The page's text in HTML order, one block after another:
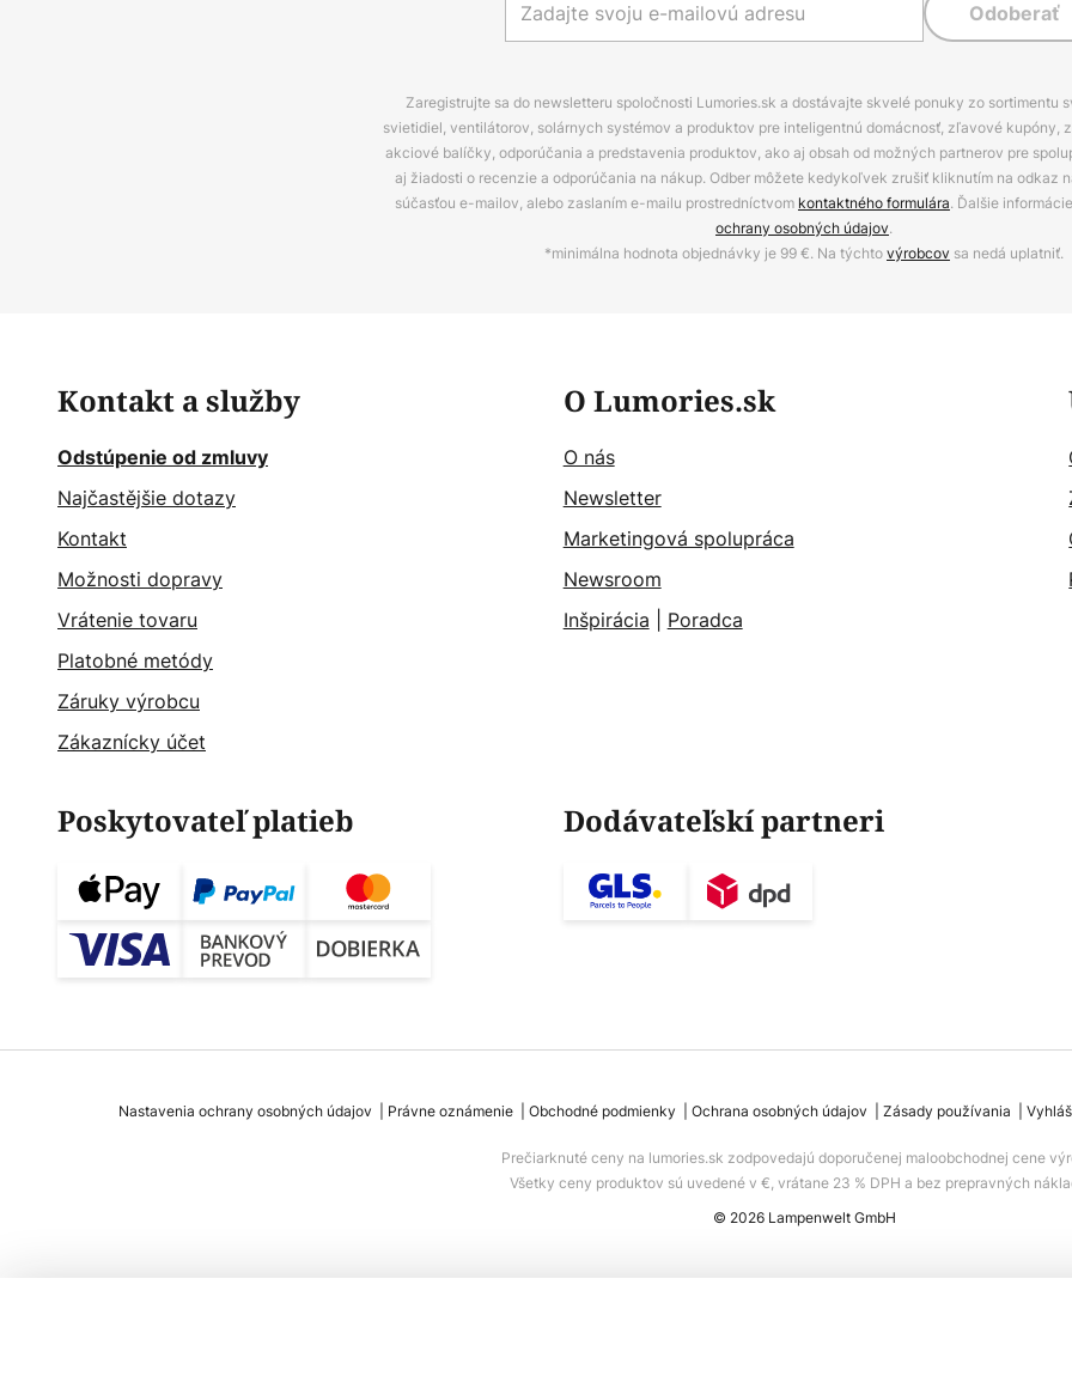
Odoberať
Zaregistrujte sa do newsletteru spoločnosti Lumories.sk a dostávajte skvelé ponuky zo sortimentu
svietidiel, ventilátorov, solárnych systémov a produktov pre inteligentnú domácnosť, zľavové kupóny,
akciové balíčky, odporúčania a predstavenia produktov, ako aj obsah od možných partnerov pre
aj žiadosti o recenzie a odporúčania na nákup. Odber môžete kedykoľvek zrušiť kliknutím na odkaz
súčasťou e-mailov, alebo zaslaním e-mailu prostredníctvom kontaktného formulára. Ďalšie
ochrany osobných údajov.
*minimálna hodnota objednávky je 99 €. Na týchtovýrobcov sa nedá uplatniť.
Kontakt a služby
Odstúpenie od zmluvy
Najčastějšie dotazy
Kontakt
Možnosti dopravy
Vrátenie tovaru
Platobné metódy
Záruky výrobcu
Zákaznícky účet
O Lumories.sk
O nás
Newsletter
Marketingová spolupráca
Newsroom
Inšpirácia
Poradca
Poskytovateľ platieb Dodávateľskí partneri
Nastavenia ochrany osobných údajov Právne oznámenie Obchodné podmienky Ochrana osobných údajov Zásady používania
Prečiarknuté ceny na lumories.sk zodpovedajú doporučenej maloobchodnej cene
Všetky ceny produktov sú uvedené v €, vrátane 23 % DPH a bez prepravných
© 2026 Lampenwelt GmbH